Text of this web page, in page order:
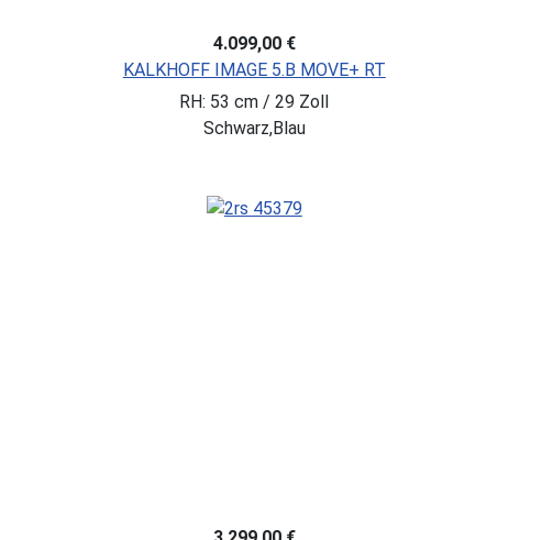
4.099,00 €
KALKHOFF IMAGE 5.B MOVE+ RT
RH: 53 cm / 29 Zoll
Schwarz,Blau